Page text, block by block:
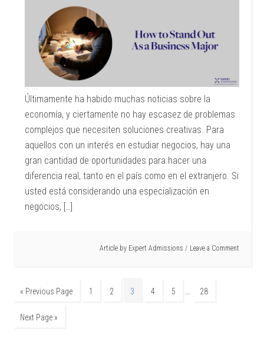
Últimamente ha habido muchas noticias sobre la
economía, y ciertamente no hay escasez de problemas
complejos que necesiten soluciones creativas. Para
aquellos con un interés en estudiar negocios, hay una
gran cantidad de oportunidades para hacer una
diferencia real, tanto en el país como en el extranjero. Si
usted está considerando una especialización en
negocios, […]
Article by Expert Admissions Leave a Comment
« Previous Page 1 2 3 4 5 28
Next Page »